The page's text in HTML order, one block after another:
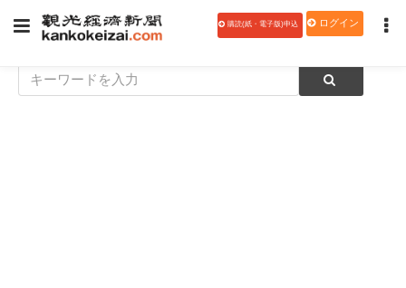
購読(紙・電子版)申込 ログイン